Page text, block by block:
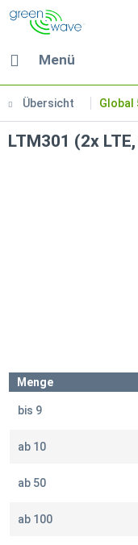
Menü
Übersicht Global
LTM301 (2x LTE,
Menge
bis 9
ab 10
ab 50
ab 100